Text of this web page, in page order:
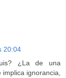
20:04
¿La de una
ignorancia,